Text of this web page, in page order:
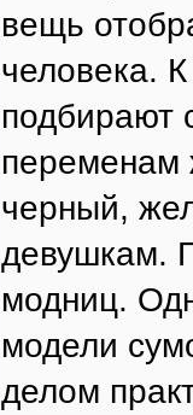
вещь
человека.
подбирают
переменам
черный,
девушкам.
модниц.
модели
делом